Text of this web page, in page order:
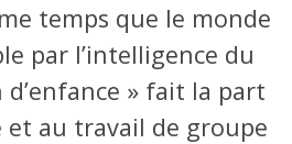
temps que le monde
par l’intelligence du
d’enfance » fait la part
et au travail de groupe